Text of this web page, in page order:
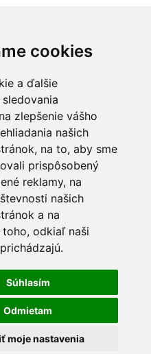
cookies
a ďalšie
zlepšenie vášho
našich
na to, aby sme
prispôsobený
reklamy, na
našich
a na
odkiaľ naši
Súhlasím
Odmietam
moje nastavenia
k
ani k jej
nahrádzaniu. O
zdravia, vhodnosti
na
zdravotný
vždy vopred poraďte
a to najmä ak ste
Bez
Vaším ošetrujúcim
neaplikujte.